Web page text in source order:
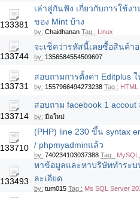
133381
เล่าสู่กันฟัง เกี่ยวกับการใช้ง
ของ Mint บ้าง
by: Chaidhanan Tag : Linux
133744
จะเช็คว่ารหัสนี้เคยซื้อสินค้า
by: 1356584554509607
133731
สอบถามการตั้งค่า Editplus
by: 1557966494273238 Tag : HTML
133714
สอบถาม facebook 1
by: มือใหม่
133710
(PHP) line 230 ขึ้น syntax
/ phpmyadminแล้ว
by: 740234103037388 Tag :
133493
หาข้อมูลและหาบริษัททำระ
ละเอียด
by: tum015 Tag : Ms SQL Server